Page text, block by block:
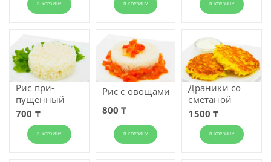
В КОРЗИНУ В КОРЗИНУ В КОРЗИНУ
Рис при­
пущенный
700 ₸
В КОРЗИНУ
Рис с овощами
800 ₸
В КОРЗИНУ
Драники со
сметаной
1500 ₸
В КОРЗИНУ